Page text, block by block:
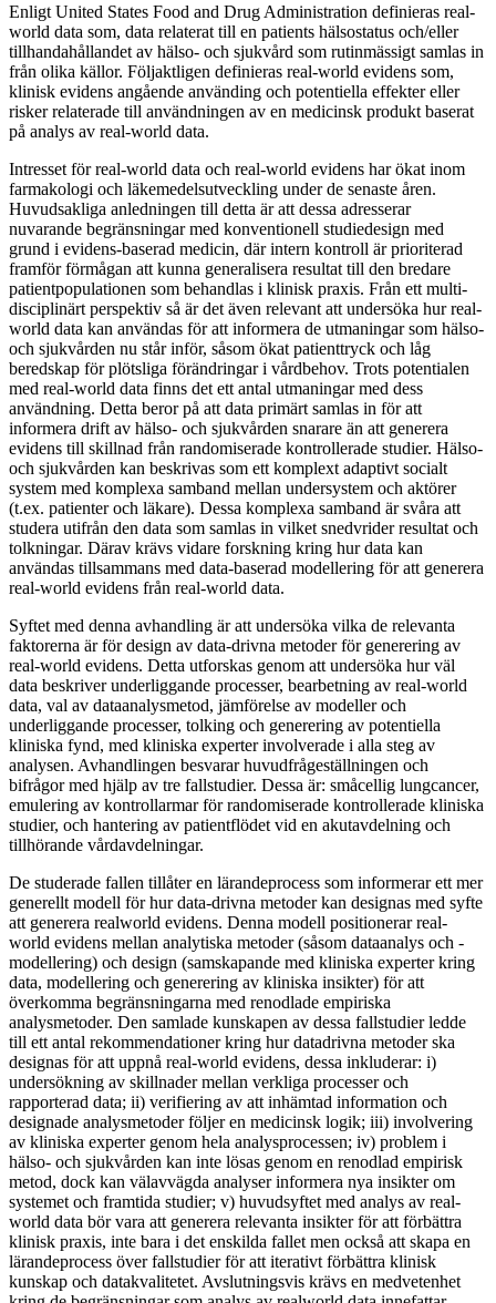
Enligt United States Food and Drug Administration definieras real-
world data som, data relaterat till en patients hälsostatus och/eller
tillhandahållandet av hälso- och sjukvård som rutinmässigt samlas in
från olika källor. Följaktligen definieras real-world evidens som,
klinisk evidens angående använding och potentiella effekter eller
risker relaterade till användningen av en medicinsk produkt baserat
på analys av real-world data.
Intresset för real-world data och real-world evidens har ökat inom
farmakologi och läkemedelsutveckling under de senaste åren.
Huvudsakliga anledningen till detta är att dessa adresserar
nuvarande begränsningar med konventionell studiedesign med
grund i evidens-baserad medicin, där intern kontroll är prioriterad
framför förmågan att kunna generalisera resultat till den bredare
patientpopulationen som behandlas i klinisk praxis. Från ett multi-
disciplinärt perspektiv så är det även relevant att undersöka hur real-
world data kan användas för att informera de utmaningar som hälso-
och sjukvården nu står inför, såsom ökat patienttryck och låg
beredskap för plötsliga förändringar i vårdbehov. Trots potentialen
med real-world data finns det ett antal utmaningar med dess
användning. Detta beror på att data primärt samlas in för att
informera drift av hälso- och sjukvården snarare än att generera
evidens till skillnad från randomiserade kontrollerade studier. Hälso-
och sjukvården kan beskrivas som ett komplext adaptivt socialt
system med komplexa samband mellan undersystem och aktörer
(t.ex. patienter och läkare). Dessa komplexa samband är svåra att
studera utifrån den data som samlas in vilket snedvrider resultat och
tolkningar. Därav krävs vidare forskning kring hur data kan
användas tillsammans med data-baserad modellering för att generera
real-world evidens från real-world data.
Syftet med denna avhandling är att undersöka vilka de relevanta
faktorerna är för design av data-drivna metoder för generering av
real-world evidens. Detta utforskas genom att undersöka hur väl
data beskriver underliggande processer, bearbetning av real-world
data, val av dataanalysmetod, jämförelse av modeller och
underliggande processer, tolking och generering av potentiella
kliniska fynd, med kliniska experter involverade i alla steg av
analysen. Avhandlingen besvarar huvudfrågeställningen och
bifrågor med hjälp av tre fallstudier. Dessa är: småcellig lungcancer,
emulering av kontrollarmar för randomiserade kontrollerade kliniska
studier, och hantering av patientflödet vid en akutavdelning och
tillhörande vårdavdelningar.
De studerade fallen tillåter en lärandeprocess som informerar ett mer
generellt modell för hur data-drivna metoder kan designas med syfte
att generera realworld evidens. Denna modell positionerar real-
world evidens mellan analytiska metoder (såsom dataanalys och -
modellering) och design (samskapande med kliniska experter kring
data, modellering och generering av kliniska insikter) för att
överkomma begränsningarna med renodlade empiriska
analysmetoder. Den samlade kunskapen av dessa fallstudier ledde
till ett antal rekommendationer kring hur datadrivna metoder ska
designas för att uppnå real-world evidens, dessa inkluderar: i)
undersökning av skillnader mellan verkliga processer och
rapporterad data; ii) verifiering av att inhämtad information och
designade analysmetoder följer en medicinsk logik; iii) involvering
av kliniska experter genom hela analysprocessen; iv) problem i
hälso- och sjukvården kan inte lösas genom en renodlad empirisk
metod, dock kan välavvägda analyser informera nya insikter om
systemet och framtida studier; v) huvudsyftet med analys av real-
world data bör vara att generera relevanta insikter för att förbättra
klinisk praxis, inte bara i det enskilda fallet men också att skapa en
lärandeprocess över fallstudier för att iterativt förbättra klinisk
kunskap och datakvalitetet. Avslutningsvis krävs en medvetenhet